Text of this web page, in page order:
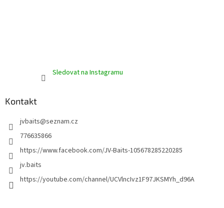
Sledovat na Instagramu
Kontakt
jvbaits@seznam.cz
776635866
https://www.facebook.com/JV-Baits-105678285220285
jv.baits
https://youtube.com/channel/UCVlncIvz1F97JKSMYh_d96A